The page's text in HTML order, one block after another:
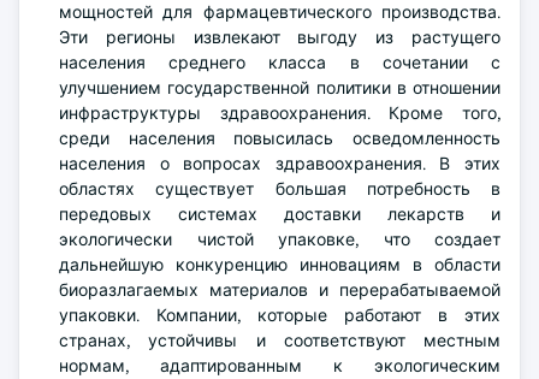
мощностей для фармацевтического производства.
Эти регионы извлекают выгоду из растущего
населения среднего класса в сочетании с
улучшением государственной политики в отношении
инфраструктуры здравоохранения. Кроме того,
среди населения повысилась осведомленность
населения о вопросах здравоохранения. В этих
областях существует большая потребность в
передовых системах доставки лекарств и
экологически чистой упаковке, что создает
дальнейшую конкуренцию инновациям в области
биоразлагаемых материалов и перерабатываемой
упаковки. Компании, которые работают в этих
странах, устойчивы и соответствуют местным
нормам, адаптированным к экологическим